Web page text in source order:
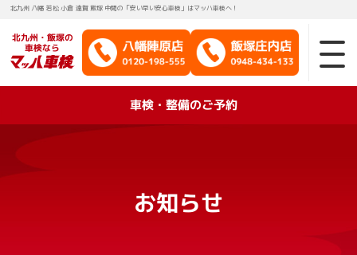
北九州 八幡 若松 小倉 遠賀 飯塚 中間の「安い早い安心車検」はマッハ車検へ！
北九州・飯塚の
車検なら
車検・整備のご予約
お知らせ